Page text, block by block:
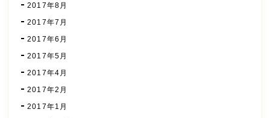
2017年8月
2017年7月
2017年6月
2017年5月
2017年4月
2017年2月
2017年1月